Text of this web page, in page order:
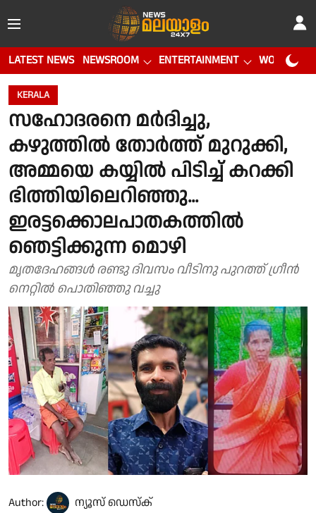
LATEST NEWS NEWSROOM ENTERTAINMENT WORLD CUP
KERALA
സഹോദരനെ മർദിച്ചു,
കഴുത്തിൽ തോർത്ത് മുറുക്കി,
അമ്മയെ കയ്യിൽ പിടിച്ച് കറക്കി
ഭിത്തിയിലെറിഞ്ഞു...
ഇരട്ടക്കൊലപാതകത്തിൽ
ഞെട്ടിക്കുന്ന മൊഴി
മൃതദേഹങ്ങൾ രണ്ടു ദിവസം വീടിനു പുറത്ത് ഗ്രീൻ
നെറ്റിൽ പൊതിഞ്ഞു വച്ചു
Author: ന്യൂസ് ഡെസ്ക്